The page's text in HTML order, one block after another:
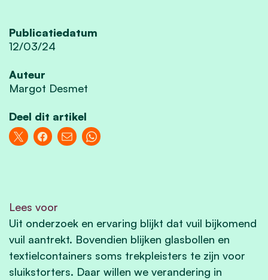
Publicatiedatum
12/03/24
Auteur
Margot Desmet
Deel dit artikel
Lees voor
Uit onderzoek en ervaring blijkt dat vuil bijkomend
vuil aantrekt. Bovendien blijken glasbollen en
textielcontainers soms trekpleisters te zijn voor
sluikstorters. Daar willen we verandering in